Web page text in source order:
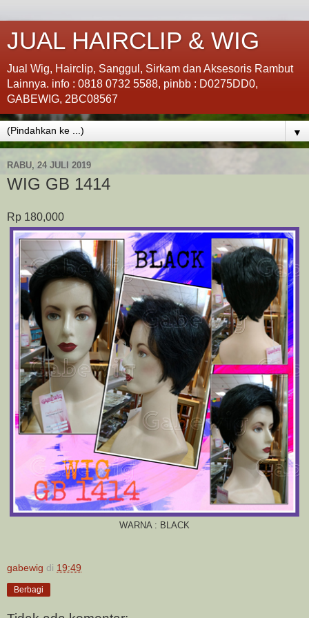
JUAL HAIRCLIP & WIG
Jual Wig, Hairclip, Sanggul, Sirkam dan Aksesoris Rambut
Lainnya. info : 0818 0732 5588, pinbb : D0275DD0,
GABEWIG, 2BC08567
▼
RABU, 24 JULI 2019
WIG GB 1414
Rp 180,000
WARNA : BLACK
gabewig di 19:49
Berbagi